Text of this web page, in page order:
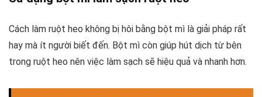
Cách làm ruột heo không bị hôi bằng bột mì là giải pháp rất
hay mà ít người biết đến. Bột mì còn giúp hút dịch từ bên
trong ruột heo nên việc làm sạch sẽ hiệu quả và nhanh hơn.